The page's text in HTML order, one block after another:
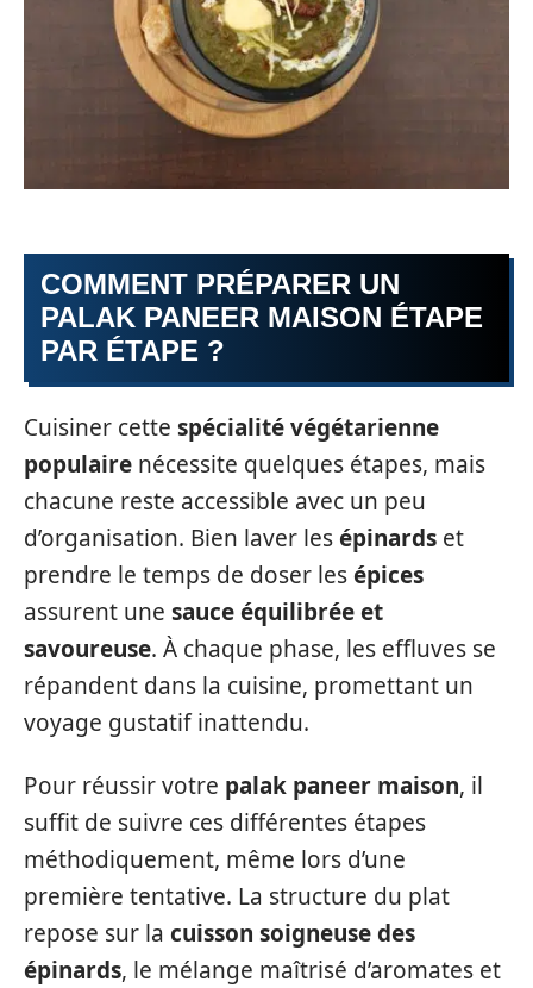
COMMENT PRÉPARER UN
PALAK PANEER MAISON ÉTAPE
PAR ÉTAPE ?
Cuisiner cette spécialité végétarienne
populaire nécessite quelques étapes, mais
chacune reste accessible avec un peu
d’organisation. Bien laver lesépinards et
prendre le temps de doser lesépices
assurent une sauce équilibrée et
savoureuse. À chaque phase, les effluves se
répandent dans la cuisine, promettant un
voyage gustatif inattendu.
Pour réussir votre palak paneer maison, il
suffit de suivre ces différentes étapes
méthodiquement, même lors d’une
première tentative. La structure du plat
repose sur la cuisson soigneuse des
épinards, le mélange maîtrisé d’aromates et